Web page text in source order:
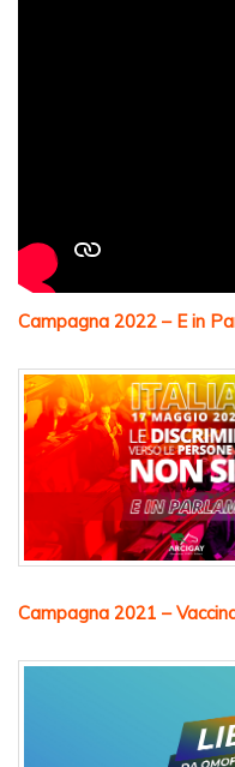
Campagna 2022 – E in
Campagna 2021 –